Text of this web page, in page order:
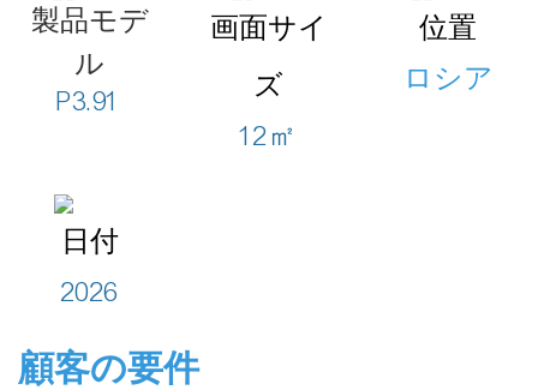
製品モデ
ル
P3.91
画面サイ
ズ
12㎡
位置
ロシア
日付
2026
顧客の要件